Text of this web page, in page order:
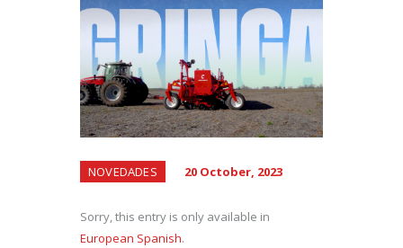
NOVEDADES 20 October, 2023
Sorry, this entry is only available in
European Spanish.